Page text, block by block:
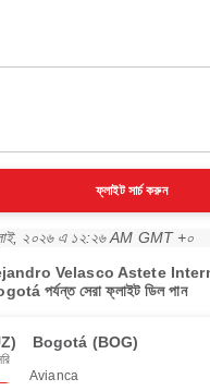
ফ্লাইট সার্চ করুন
২০২৬ এ ১২:২৬ AM GMT +০
Velasco Astete
পর্যন্ত সেরা ফ্লাইট ডিল পান
Bogotá (BOG)
Avianca